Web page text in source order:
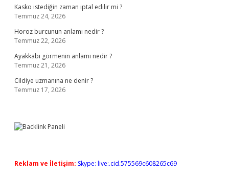
Kasko istediğin zaman iptal edilir mi ?
Temmuz 24, 2026
Horoz burcunun anlamı nedir ?
Temmuz 22, 2026
Ayakkabı görmenin anlamı nedir ?
Temmuz 21, 2026
Cildiye uzmanına ne denir ?
Temmuz 17, 2026
Reklam ve İletişim: Skype: live:.cid.575569c608265c69